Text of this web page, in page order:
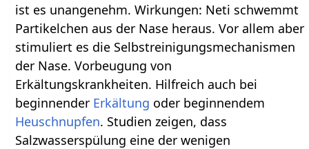
ist es unangenehm. Wirkungen: Neti schwemmt
Partikelchen aus der Nase heraus. Vor allem aber
stimuliert es die Selbstreinigungsmechanismen
der Nase. Vorbeugung von
Erkältungskrankheiten. Hilfreich auch bei
beginnender Erkältung oder beginnendem
Heuschnupfen. Studien zeigen, dass
Salzwasserspülung eine der wenigen